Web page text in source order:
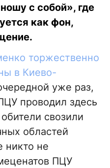
с собой», где
как фон,
торжественно
в Киево-
уже раз,
проводил здесь
свозили
областей
никто не
ПЦУ